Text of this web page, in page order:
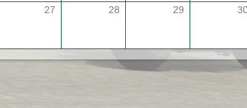
27 28 29